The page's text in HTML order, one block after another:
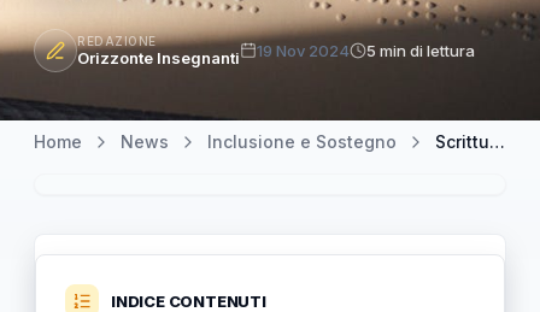
REDAZIONE
Orizzonte Insegnanti 19 Nov 2024 5 min di lettura
Home News Inclusione e Sostegno Scrittura Inclusiva: Un Approccio Necessario per una Comunicazione Accessibile
INDICE CONTENUTI